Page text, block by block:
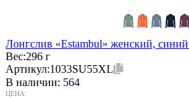
Лонгслив «Estambul» женский,
Вес:296 г
Артикул:1033SU55XL
В наличии: 564
ЦЕНА: